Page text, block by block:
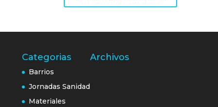
Categorias
Barrios
Jornadas Sanidad
Materiales
Archivos